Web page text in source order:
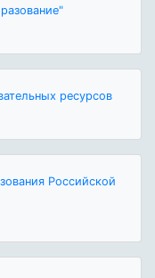
ресурсов
Российской